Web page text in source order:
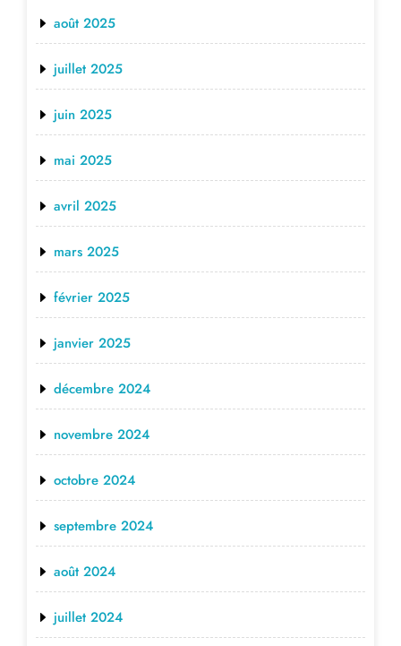
août 2025
juillet 2025
juin 2025
mai 2025
avril 2025
mars 2025
février 2025
janvier 2025
décembre 2024
novembre 2024
octobre 2024
septembre 2024
août 2024
juillet 2024